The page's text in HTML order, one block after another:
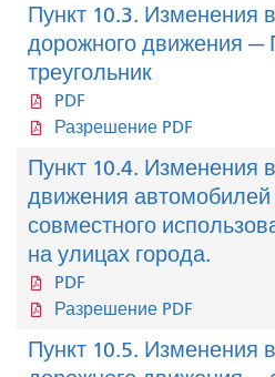
Пункт 10.3. Изменения
дорожного движения —
треугольник
PDF
Разрешение PDF
Пункт 10.4. Изменения
движения
совместного
на улицах города.
PDF
Разрешение PDF
Пункт 10.5. Изменения